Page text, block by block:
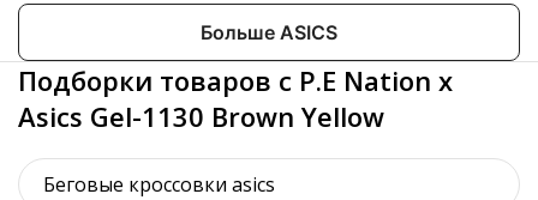
Больше ASICS
Подборки товаров с P.E Nation x
Asics Gel-1130 Brown Yellow
Беговые кроссовки asics